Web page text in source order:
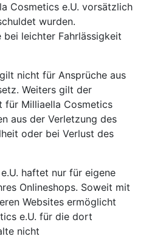
Cosmetics e.U. vorsätzlich
wurden.
bei leichter Fahrlässigkeit
nicht für Ansprüche aus
Weiters gilt der
für Milliaella Cosmetics
aus der Verletzung des
oder bei Verlust des
haftet nur für eigene
Onlineshops. Soweit mit
Websites ermöglicht
e.U. für die dort
nicht